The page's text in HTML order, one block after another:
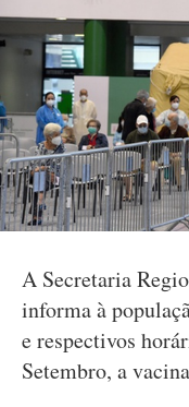
A Secretaria
informa à
e respectivos
Setembro, a